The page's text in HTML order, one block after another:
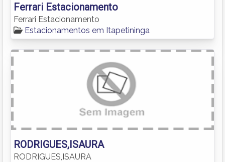
Ferrari Estacionamento
Ferrari Estacionamento
Estacionamentos em Itapetininga
RODRIGUES,ISAURA
RODRIGUES,ISAURA